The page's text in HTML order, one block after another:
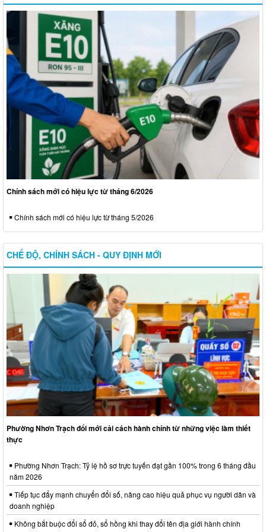
Chính sách mới có hiệu lực từ tháng 6/2026
Chính sách mới có hiệu lực từ tháng 5/2026
CHẾ ĐỘ, CHÍNH SÁCH - QUY ĐỊNH MỚI
Phường Nhơn Trạch đổi mới cải cách hành chính từ những việc làm thiết
thực
Phường Nhơn Trạch: Tỷ lệ hồ sơ trực tuyến đạt gần 100% trong 6 tháng đầu
năm 2026
Tiếp tục đẩy mạnh chuyển đổi số, nâng cao hiệu quả phục vụ người dân và
doanh nghiệp
Không bắt buộc đổi sổ đỏ, sổ hồng khi thay đổi tên địa giới hành chính